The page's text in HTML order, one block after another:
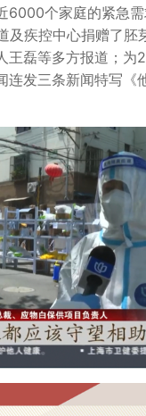
6000个家庭的紧急
及疾控中心捐赠了胚
王磊等多方报道；
连发三条新闻特写《